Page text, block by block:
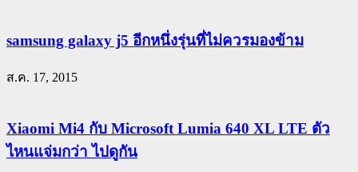
samsung galaxy j5 อีกหนึ่งรุ่นที่ไม่ควรมองข้าม
ส.ค. 17, 2015
Xiaomi Mi4 กับ Microsoft Lumia 640 XL LTE ตัว
ไหนแจ่มกว่า ไปดูกัน